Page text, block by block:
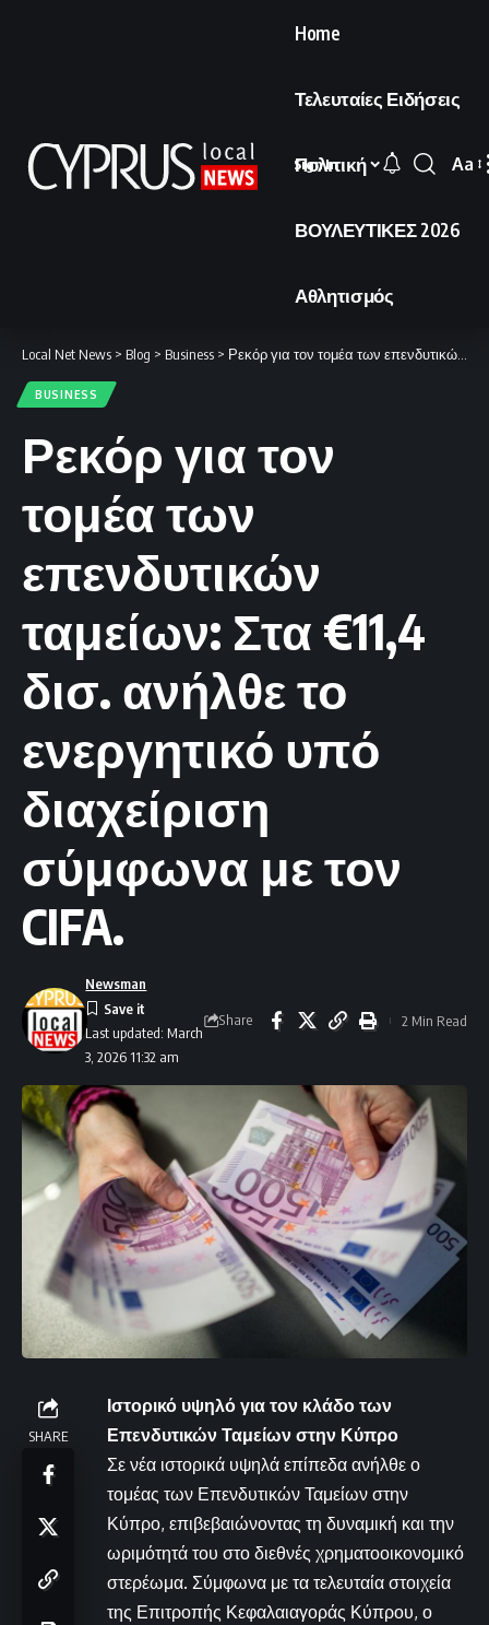
Home
Τελευταίες Ειδήσεις
Πολιτική
ΒΟΥΛΕΥΤΙΚΕΣ 2026
Αθλητισμός
Sign In
Font
Aa
Local Net News > Blog > Business > Ρεκόρ για τον τομέα των επενδυτικών ταμείων: Στα €11,4 δισ. ανήλθε το ενεργητικό υπό διαχείριση σύμφωνα με τον CIFA.
BUSINESS
Ρεκόρ για τον
τομέα των
επενδυτικών
ταμείων: Στα €11,4
δισ. ανήλθε το
ενεργητικό υπό
διαχείριση
σύμφωνα με τον
CIFA.
Last updated: March
3, 2026 11:32 am
Newsman
Share 2 Min Read
SHARE
Ιστορικό υψηλό για τον κλάδο των
Επενδυτικών Ταμείων στην Κύπρο
Σε νέα ιστορικά υψηλά επίπεδα ανήλθε ο
τομέας των Επενδυτικών Ταμείων στην
Κύπρο, επιβεβαιώνοντας τη δυναμική και την
ωριμότητά του στο διεθνές χρηματοοικονομικό
στερέωμα. Σύμφωνα με τα τελευταία στοιχεία
της Επιτροπής Κεφαλαιαγοράς Κύπρου, ο